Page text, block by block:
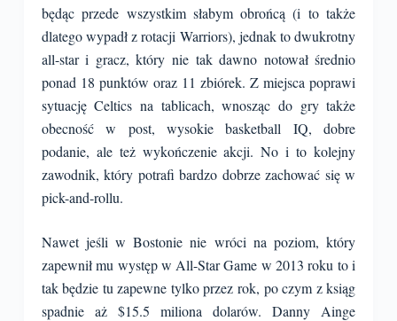
będąc przede wszystkim słabym obrońcą (i to także
dlatego wypadł z rotacji Warriors), jednak to dwukrotny
all-star i gracz, który nie tak dawno notował średnio
ponad 18 punktów oraz 11 zbiórek. Z miejsca poprawi
sytuację Celtics na tablicach, wnosząc do gry także
obecność w post, wysokie basketball IQ, dobre
podanie, ale też wykończenie akcji. No i to kolejny
zawodnik, który potrafi bardzo dobrze zachować się w
pick-and-rollu.
Nawet jeśli w Bostonie nie wróci na poziom, który
zapewnił mu występ w All-Star Game w 2013 roku to i
tak będzie tu zapewne tylko przez rok, po czym z ksiąg
spadnie aż $15.5 miliona dolarów. Danny Ainge